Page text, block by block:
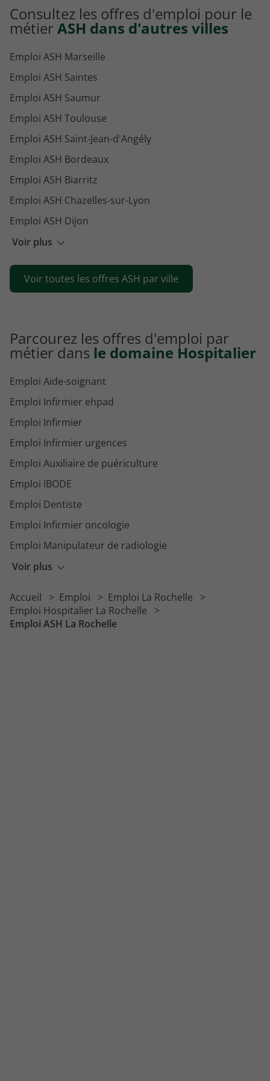
Emploi Auxiliaire de puériculture La Rochelle
Consultez les offres d'emploi pour le
métierASH dans d'autres villes
Voir plus
Emploi ASH Marseille
Emploi ASH Saintes
Emploi ASH Saumur
Emploi ASH Toulouse
Emploi ASH Saint-Jean-d'Angély
Emploi ASH Bordeaux
Emploi ASH Biarritz
Emploi ASH Chazelles-sur-Lyon
Emploi ASH Dijon
Emploi ASH Narbonne
Emploi ASH Grasse
Emploi ASH Nogent-sur-Seine
Voir toutes les offres ASH par ville
Parcourez les offres d'emploi par
métier dans le domaine Hospitalier
Voir plus
Emploi Aide-soignant
Emploi Infirmier ehpad
Emploi Infirmier
Emploi Infirmier urgences
Emploi Auxiliaire de puériculture
Emploi IBODE
Emploi Dentiste
Emploi Infirmier oncologie
Emploi Manipulateur de radiologie
Emploi Psychiatre
Emploi Psychomotricien
Accueil Emploi
Emploi La Rochelle
Emploi Hospitalier La Rochelle
Emploi ASH La Rochelle